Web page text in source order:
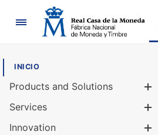
Navigation
INICIO
Products and Solutions
Services
Innovation